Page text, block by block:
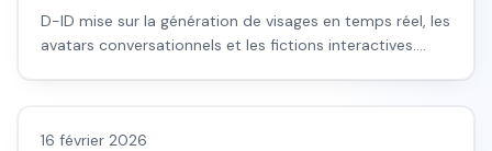
D-ID mise sur la génération de visages en temps réel, les
avatars conversationnels et les fictions interactives.
Avis outils/services
16 février 2026